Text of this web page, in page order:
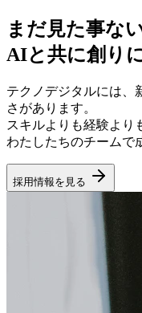
まだ見た事な
AIと共に創り
テクノデジタルには、
さがあります。
スキルよりも経験より
わたしたちのチームで
採用情報を見る